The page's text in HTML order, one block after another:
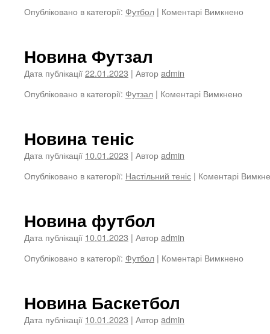
Опубліковано в категорії: Футбол | Коментарі Вимкнено
Новина Футзал
Дата публікації22.01.2023 | Авторadmin
Опубліковано в категорії: Футзал | Коментарі Вимкнено
Новина теніс
Дата публікації 10.01.2023 | Авторadmin
Опубліковано в категорії: Настільний теніс | Коментарі
Новина футбол
Дата публікації 10.01.2023 | Авторadmin
Опубліковано в категорії: Футбол | Коментарі Вимкнено
Новина Баскетбол
Дата публікації 10.01.2023 | Авторadmin